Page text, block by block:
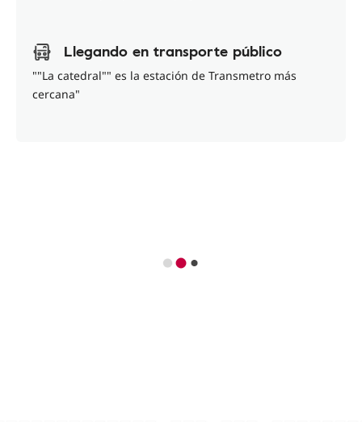
Llegando en transporte público
""La catedral"" es la estación de Transmetro más
cercana"